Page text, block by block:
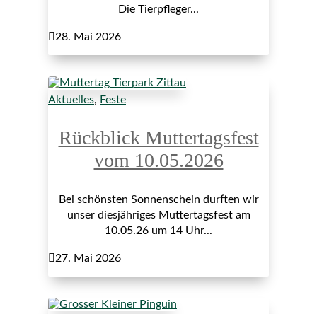
Die Tierpfleger...
28. Mai 2026
Aktuelles, Feste
Rückblick Muttertagsfest
vom 10.05.2026
Bei schönsten Sonnenschein durften wir
unser diesjähriges Muttertagsfest am
10.05.26 um 14 Uhr...
27. Mai 2026